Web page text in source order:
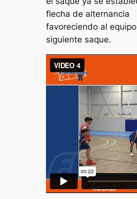
flecha de alternancia
favoreciendo al
siguiente saque.